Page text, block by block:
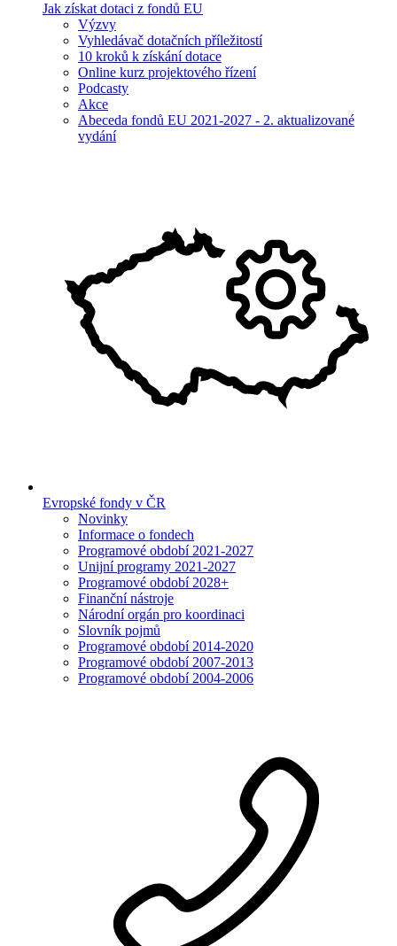
Jak získat dotaci z fondů EU
Výzvy
Vyhledávač dotačních příležitostí
10 kroků k získání dotace
Online kurz projektového řízení
Podcasty
Akce
Abeceda fondů EU 2021-2027 - 2. aktualizované
vydání
Evropské fondy v ČR
Novinky
Informace o fondech
Programové období 2021-2027
Unijní programy 2021-2027
Programové období 2028+
Finanční nástroje
Národní orgán pro koordinaci
Slovník pojmů
Programové období 2014-2020
Programové období 2007-2013
Programové období 2004-2006